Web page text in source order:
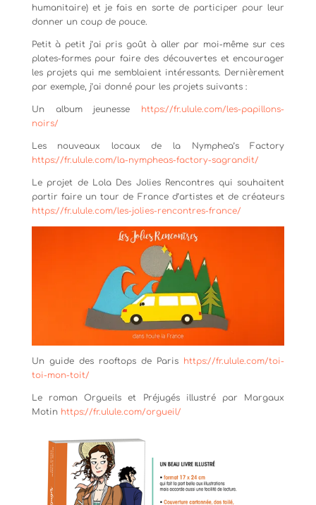
humanitaire) et je fais en sorte de participer pour leur
donner un coup de pouce.
Petit à petit j’ai pris goût à aller par moi-même sur ces
plates-formes pour faire des découvertes et encourager
les projets qui me semblaient intéressants. Dernièrement
par exemple, j’ai donné pour les projets suivants :
Un album jeunesse https://fr.ulule.com/les-papillons-
noirs/
Les nouveaux locaux de la Nymphea’s Factory
https://fr.ulule.com/la-nympheas-factory-sagrandit/
Le projet de Lola Des Jolies Rencontres qui souhaitent
partir faire un tour de France d’artistes et de créateurs
https://fr.ulule.com/les-jolies-rencontres-france/
Un guide des rooftops de Paris https://fr.ulule.com/toi-
toi-mon-toit/
Le roman Orgueils et Préjugés illustré par Margaux
Motin https://fr.ulule.com/orgueil/